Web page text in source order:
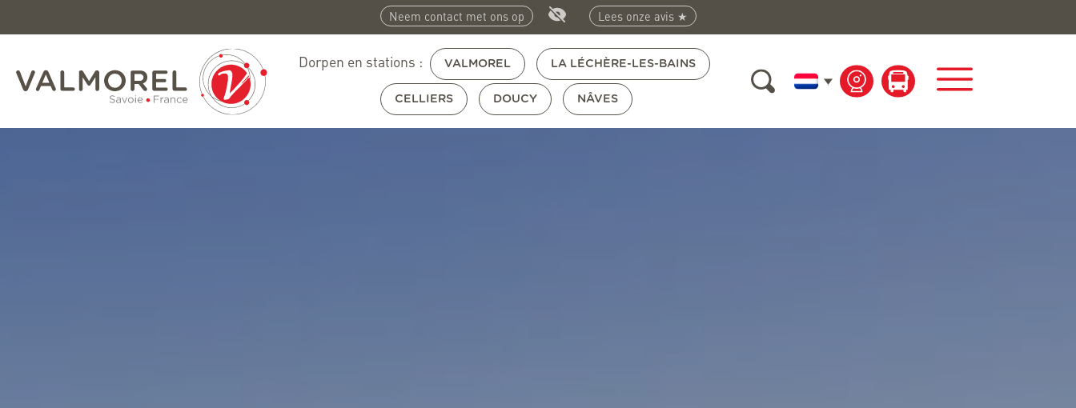
Neem contact met ons op Lees onze avis ★
Dorpen en stations : VALMOREL LA LÉCHÈRE-LES-BAINS
CELLIERS DOUCY NÂVES